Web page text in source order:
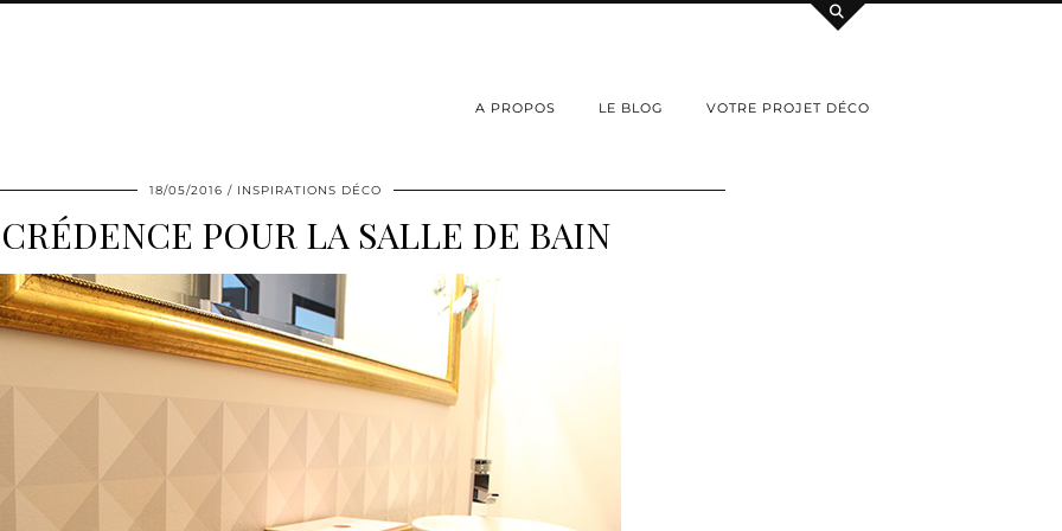
A PROPOS LE BLOG VOTRE PROJET DÉCO
18/05/2016 INSPIRATIONS DÉCO
POUR LA SALLE DE BAIN